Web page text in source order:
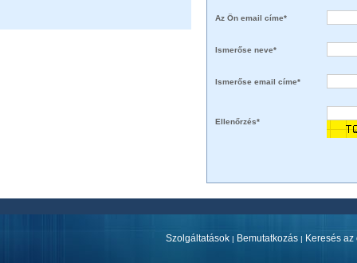
Az Ön email címe*
Ismerőse neve*
Ismerőse email címe*
Ellenőrzés*
Szolgáltatások | Bemutatkozás | Keresés